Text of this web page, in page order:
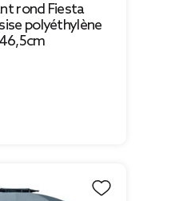
rond Fiesta
polyéthylène